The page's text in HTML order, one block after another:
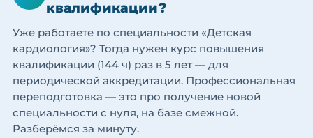
квалификации?
Уже работаете по специальности «Детская
кардиология»? Тогда нужен курс повышения
квалификации (144 ч) раз в 5 лет — для
периодической аккредитации. Профессиональная
переподготовка — это про получение новой
специальности с нуля, на базе смежной.
Разберёмся за минуту.